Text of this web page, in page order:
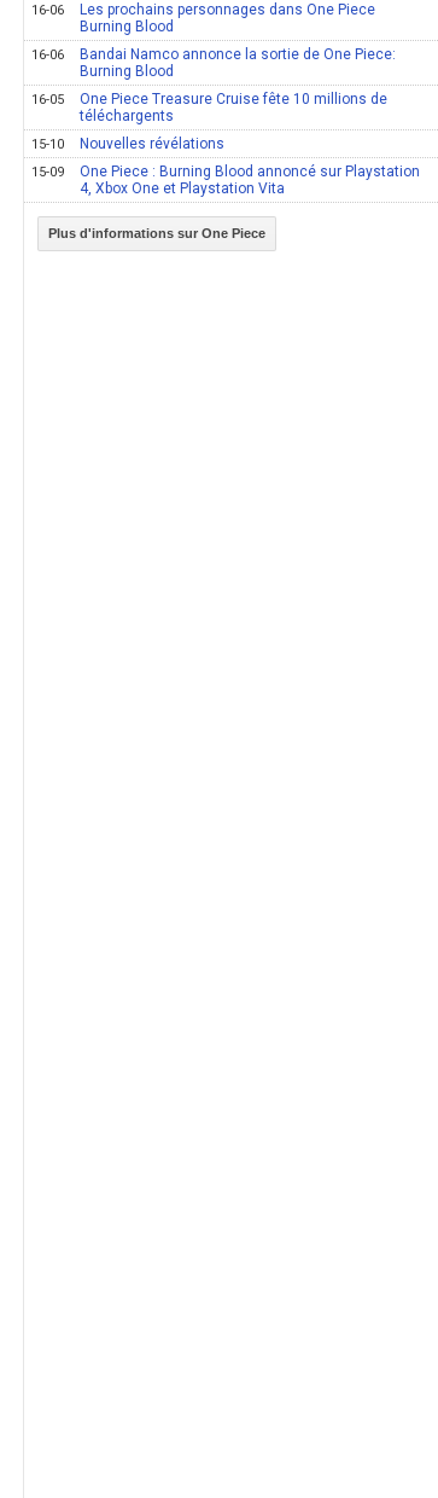
16-06
Les prochains personnages dans One Piece
Burning Blood
16-06
Bandai Namco annonce la sortie de One Piece:
Burning Blood
16-05
One Piece Treasure Cruise fête 10 millions de
téléchargents
15-10 Nouvelles révélations
15-09
One Piece : Burning Blood annoncé sur Playstation
4, Xbox One et Playstation Vita
Plus d'informations sur One Piece